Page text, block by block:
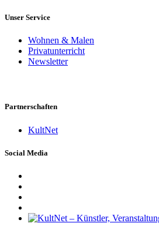
Unser Service
Wohnen & Malen
Privatunterricht
Newsletter
Partnerschaften
KultNet
Social Media